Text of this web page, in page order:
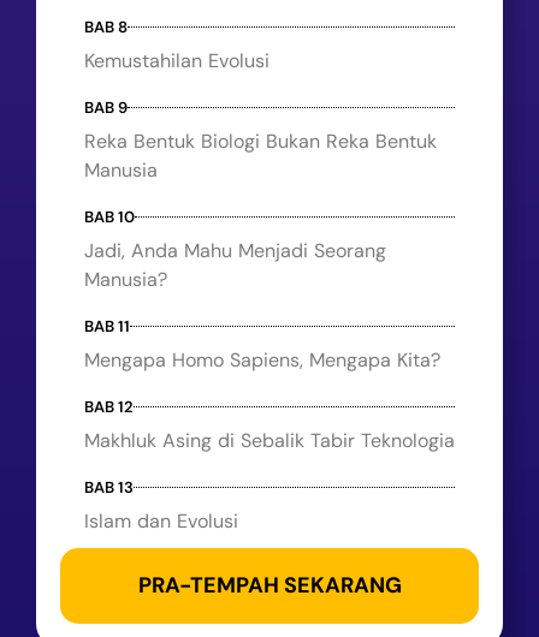
BAB 8
Kemustahilan Evolusi
BAB 9
Reka Bentuk Biologi Bukan Reka Bentuk
Manusia
BAB 10
Jadi, Anda Mahu Menjadi Seorang
Manusia?
BAB 11
Mengapa Homo Sapiens, Mengapa Kita?
BAB 12
Makhluk Asing di Sebalik Tabir Teknologia
BAB 13
Islam dan Evolusi
PRA-TEMPAH SEKARANG